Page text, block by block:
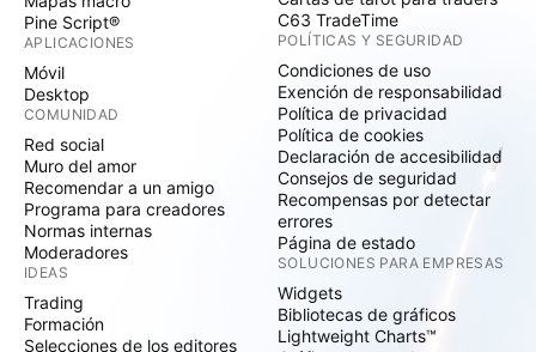
Pine Script®
APLICACIONES
Móvil
Desktop
COMUNIDAD
Red social
Muro del amor
Recomendar a un amigo
Programa para creadores
Normas internas
Moderadores
IDEAS
Trading
Formación
Selecciones de los editores
C63 TradeTime
POLÍTICAS Y SEGURIDAD
Condiciones de uso
Exención de responsabilidad
Política de privacidad
Política de cookies
Declaración de accesibilidad
Consejos de seguridad
Recompensas por detectar
errores
Página de estado
SOLUCIONES PARA EMPRESAS
Widgets
Bibliotecas de gráficos
Lightweight Charts™